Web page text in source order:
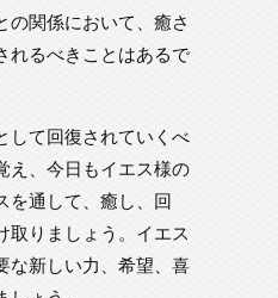
の関係において、癒さ
れるべきことはあるで
して回復されていくべ
え、今日もイエス様の
を通して、癒し、回
取りましょう。イエス
な新しい力、希望、喜